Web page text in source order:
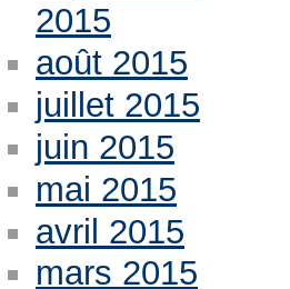
2015
août 2015
juillet 2015
juin 2015
mai 2015
avril 2015
mars 2015